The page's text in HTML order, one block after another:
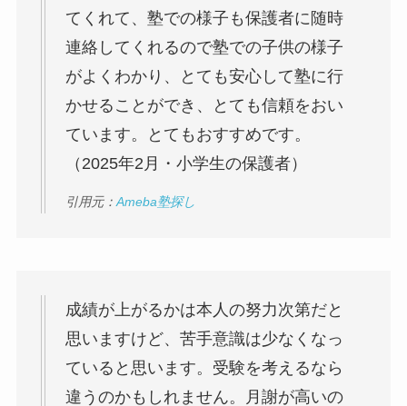
てくれて、塾での様子も保護者に随時
連絡してくれるので塾での子供の様子
がよくわかり、とても安心して塾に行
かせることができ、とても信頼をおい
ています。とてもおすすめです。
（2025年2月・小学生の保護者）
引用元： Ameba塾探し
成績が上がるかは本人の努力次第だと
思いますけど、苦手意識は少なくなっ
ていると思います。受験を考えるなら
違うのかもしれません。月謝が高いの